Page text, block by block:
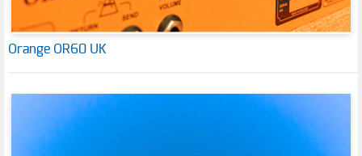
Orange OR60 UK